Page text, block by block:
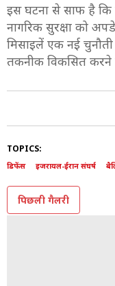
इस घटना से साफ है कि
नागरिक सुरक्षा को
मिसाइलें एक नई
तकनीक विकसित करने
TOPICS:
डिफेंस इजरायल-ईरान संघर्ष
पिछली गैलरी